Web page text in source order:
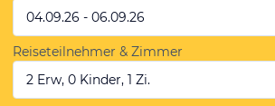
04.09.26 - 06.09.26
Reiseteilnehmer & Zimmer
2 Erw, 0 Kinder, 1 Zi.